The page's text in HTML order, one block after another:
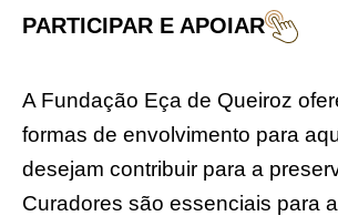
A Fundação Eça de Queiroz
formas de envolvimento para
desejam contribuir para a
Curadores são essenciais para a
PARTICIPAR E APOIAR